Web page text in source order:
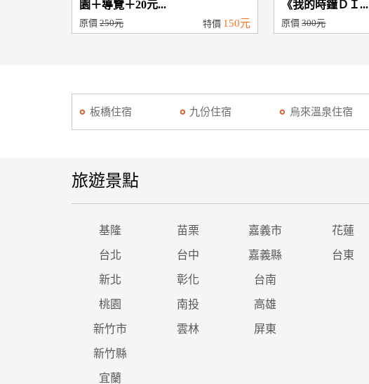
園＋導覽＋20元...
原價 250元 特價 150元
《我的時鐘ＤＩ...
原價300元
板橋住宿 九份住宿 烏來溫泉住宿
旅遊景點
基隆 苗栗 嘉義市 花蓮
台北 台中 嘉義縣 台東
新北 彰化 台南
桃園 南投 高雄
新竹市 雲林 屏東
新竹縣
宜蘭